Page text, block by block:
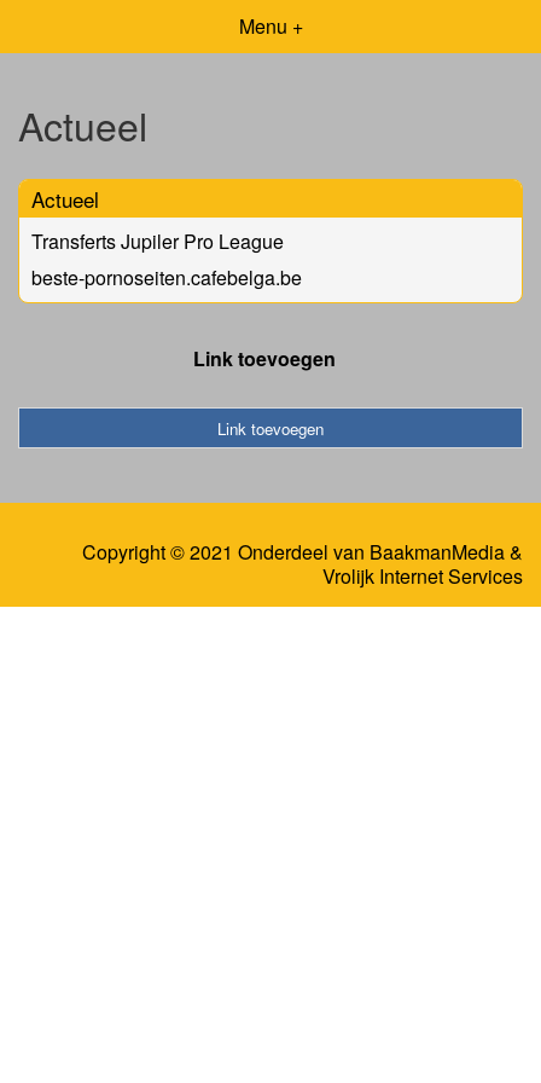
Menu +
Actueel
Actueel
Transferts Jupiler Pro League
beste-pornoseiten.cafebelga.be
Link toevoegen
Link toevoegen
Copyright © 2021 Onderdeel van BaakmanMedia&
Vrolijk Internet Services